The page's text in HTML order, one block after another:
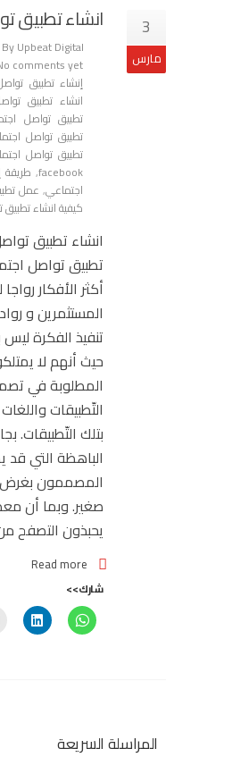
3
مارس
انشاء تطبيق
By Upbeat Digital
comments yet
إنشاء تطبيق
انشاء تطبيق
تطبيق تواصل
تطبيق تواصل
تطبيق تواصل
facebook
,
اجتماعي, عمل
كيفية انشاء
انشاء تطبيق
تطبيق تواصل
أكثر الأفكار
المستثمرين و
تنفيذ الفكرة
حيث أنهم لا
المطلوبة في
التّطبيقات
بتلك التّطبيقات.
الباهظة التي
المصممون بغرض
صغير. وبما أن
يحبذون التصفح
Read more
شارك>>
المراسلة السريعة